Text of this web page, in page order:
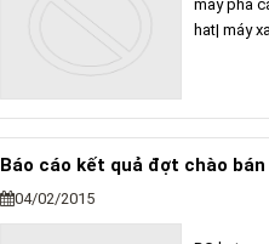
may pha
hat| máy
Báo cáo kết quả đợt chào
04/02/2015